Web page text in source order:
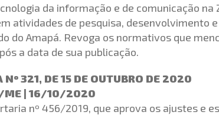
da informação e de comunicação na
atividades de pesquisa, desenvolvimento
do Amapá. Revoga os normativos que
a data de sua publicação.
Nº 321, DE 15 DE OUTUBRO DE 2020
ME | 16/10/2020
nº 456/2019, que aprova os ajustes e